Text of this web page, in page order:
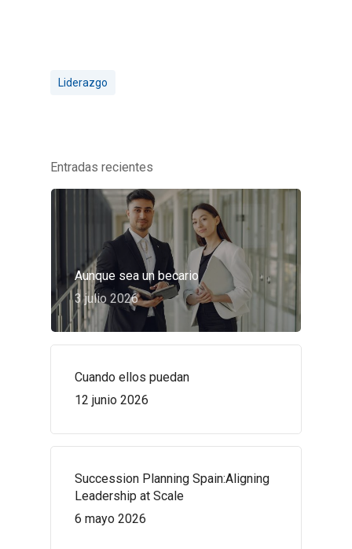
Liderazgo
Entradas recientes
Aunque sea un becario
3 julio 2026
Cuando ellos puedan
12 junio 2026
Succession Planning Spain:Aligning
Leadership at Scale
6 mayo 2026